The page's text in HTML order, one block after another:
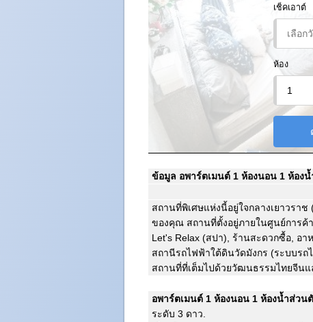
เช็คเอาต์
ห้อง
ข้อมูล อพาร์ตเมนต์ 1 ห้องนอน 1 ห้อง
สถานที่พิเศษแห่งนี้อยู่ใจกลางเยาวรา
ของคุณ สถานที่ตั้งอยู่ภายในศูนย์การค้า
Let's Relax (สปา), ร้านสะดวกซื้อ, อา
สถานีรถไฟฟ้าใต้ดินวัดมังกร (ระบบรถ
สถานที่ที่เต็มไปด้วยวัฒนธรรมไทยจีนแ
อพาร์ตเมนต์ 1 ห้องนอน 1 ห้องน้ำส่วน
ระดับ 3 ดาว.